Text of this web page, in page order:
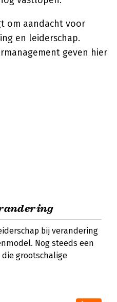
om aandacht voor
en leiderschap.
geven hier
bij verandering
Nog steeds een
grootschalige